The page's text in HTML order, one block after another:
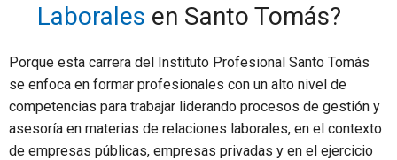
Laborales en Santo Tomás?
Porque esta carrera del Instituto Profesional Santo Tomás
se enfoca en formar profesionales con un alto nivel de
competencias para trabajar liderando procesos de gestión y
asesoría en materias de relaciones laborales, en el contexto
de empresas públicas, empresas privadas y en el ejercicio